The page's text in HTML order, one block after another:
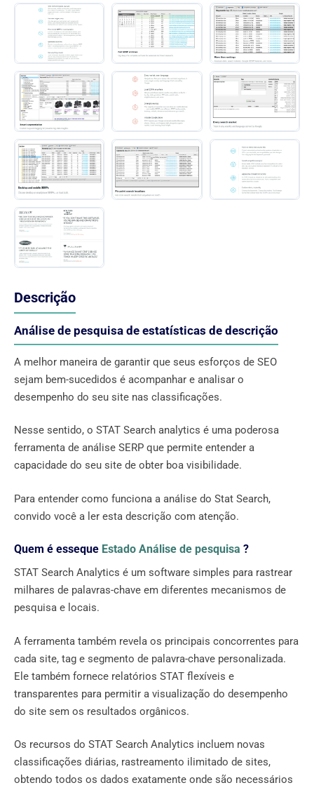
Descrição
Análise de pesquisa de estatísticas de descrição
A melhor maneira de garantir que seus esforços de SEO
sejam bem-sucedidos é acompanhar e analisar o
desempenho do seu site nas classificações.
Nesse sentido, o STAT Search analytics é uma poderosa
ferramenta de análise SERP que permite entender a
capacidade do seu site de obter boa visibilidade.
Para entender como funciona a análise do Stat Search,
convido você a ler esta descrição com atenção.
Quem é esseque Estado Análise de pesquisa ?
STAT Search Analytics é um software simples para rastrear
milhares de palavras-chave em diferentes mecanismos de
pesquisa e locais.
A ferramenta também revela os principais concorrentes para
cada site, tag e segmento de palavra-chave personalizada.
Ele também fornece relatórios STAT flexíveis e
transparentes para permitir a visualização do desempenho
do site sem os resultados orgânicos.
Os recursos do STAT Search Analytics incluem novas
classificações diárias, rastreamento ilimitado de sites,
obtendo todos os dados exatamente onde são necessários